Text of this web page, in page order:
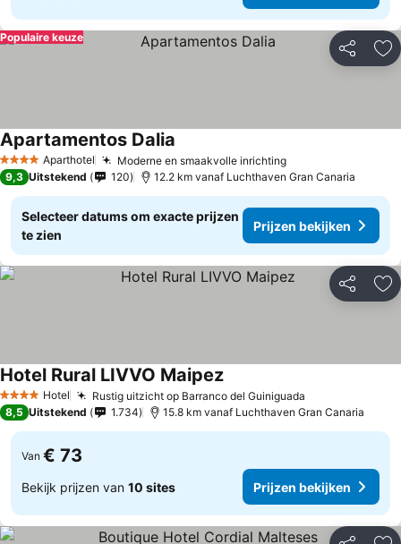
Delen
Populaire keuze
4 SterrenAparthotel Moderne en smaakvolle inrichtingPrijzen bekijken
Apartamentos Dalia
9,3 Uitstekend 120 12.2 km vanaf Luchthaven Gran Canaria
Selecteer datums om exacte prijzen
te zien
Prijzen bekijken
Delen
4 SterrenHotel Rustig uitzicht op Barranco del Guiniguada
Hotel Rural LIVVO MaipezPrijzen bekijken
8,5 Uitstekend 1.734 15.8 km vanaf Luchthaven Gran Canaria
Van € 73
Bekijk prijzen van 10 sites Prijzen bekijken